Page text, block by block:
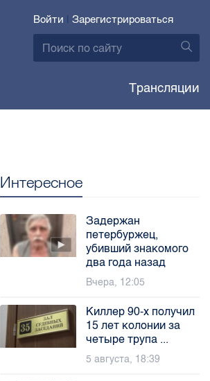
Войти | Зарегистрироваться
Трансляции
Интересное
Задержан
петербуржец,
убивший знакомого
два года назад
Вчера, 12:05
Киллер 90-х получил
15 лет колонии за
четыре трупа ...
5 августа, 18:39